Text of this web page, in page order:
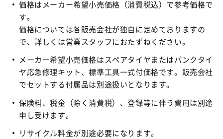
価格はメーカー希望小売価格（消費税込）で参考価格で
す。
価格については各販売会社が独自に定めておりますの
で、詳しくは営業スタッフにおたずねください。
メーカー希望小売価格はスペアタイヤまたはパンクタイ
ヤ応急修理キット、標準工具一式付価格です。販売会社
でセットする付属品は別途扱いとなります。
保険料、税金（除く消費税）、登録等に伴う費用は別途
申し受けます。
リサイクル料金が別途必要になります。